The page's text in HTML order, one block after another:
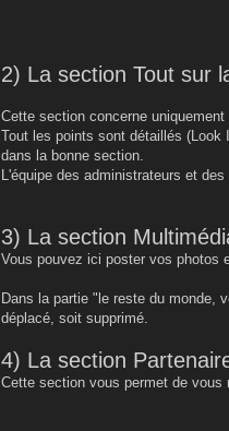
2) La section Tout sur
Cette section concerne
Tout les points sont détaillés (Look
dans la bonne section.
L'équipe des administrateurs et
3) La section
Vous pouvez ici poster vos photos
Dans la partie "le reste du monde,
déplacé, soit supprimé.
4) La section
Cette section vous permet de